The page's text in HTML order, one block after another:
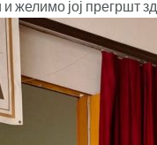
желимо јој прегршт